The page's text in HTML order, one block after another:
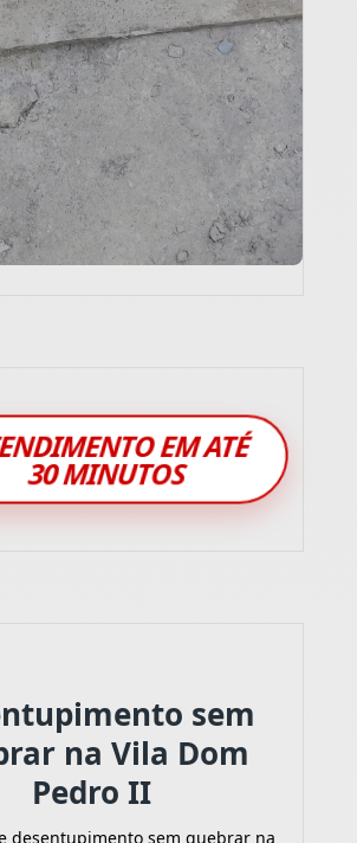
EM ATÉ
30 MINUTOS
sem
na Vila Dom
Pedro II
desentupimento sem quebrar na